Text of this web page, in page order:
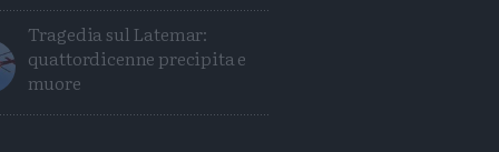
Tragedia sul Latemar:
quattordicenne precipita e
muore